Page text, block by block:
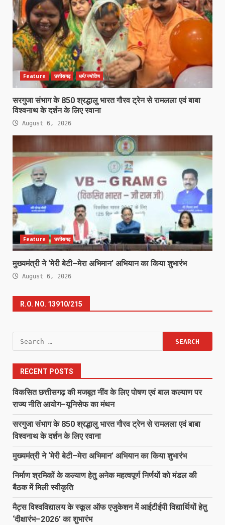
Feature छत्तीसगढ़ धर्म/ज्योतिष
सरगुजा संभाग के 850 श्रद्धालु भारत गौरव ट्रेन से रामलला एवं बाबा
विश्वनाथ के दर्शन के लिए रवाना
August 6, 2026
Feature छत्तीसगढ़
मुख्यमंत्री ने ‘मेरी बेटी–मेरा अभिमान’ अभियान का किया शुभारंभ
August 6, 2026
R.O. NO. 13910/215
Search
for:
RECENT POSTS
विकसित छत्तीसगढ़ की मजबूत नींव के लिए पोषण एवं बाल कल्याण पर
राज्य नीति आयोग–यूनिसेफ का मंथन
सरगुजा संभाग के 850 श्रद्धालु भारत गौरव ट्रेन से रामलला एवं बाबा
विश्वनाथ के दर्शन के लिए रवाना
मुख्यमंत्री ने ‘मेरी बेटी–मेरा अभिमान’ अभियान का किया शुभारंभ
निर्माण श्रमिकों के कल्याण हेतु अनेक महत्वपूर्ण निर्णयों को मंडल की
बैठक में मिली स्वीकृति
मैट्स विश्वविद्यालय के स्कूल ऑफ एजुकेशन में आईटीईपी विद्यार्थियों हेतु
‘दीक्षारंभ–2026’ का शुभारंभ